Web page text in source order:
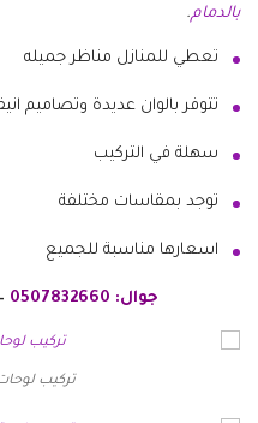
بالدمام.
تعطي للمنازل مناظر جميله
تتوفر بالوان عديدة وتصاميم
سهلة في التركيب
توجد بمقاسات مختلفة
اسعارها مناسبة للجميع
جوال: 0507832660 –
تركيب